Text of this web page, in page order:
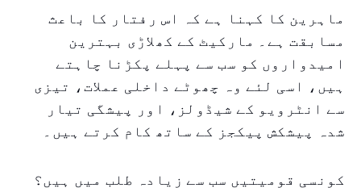
ماہرین کا کہنا ہے کہ اس رفتار کا باعث
مسابقت ہے۔ مارکیٹ کے کھلاڑی بہترین
امیدواروں کو سب سے پہلے پکڑنا چاہتے
ہیں، اسی لئے وہ چھوٹے داخلی عملات، تیزی
سے انٹرویو کے شیڈولز، اور پیشگی تیار
شدہ پیشکش پیکجز کے ساتھ کام کرتے ہیں۔
کونسی قومیتیں سب سے زیادہ طلب میں ہیں؟